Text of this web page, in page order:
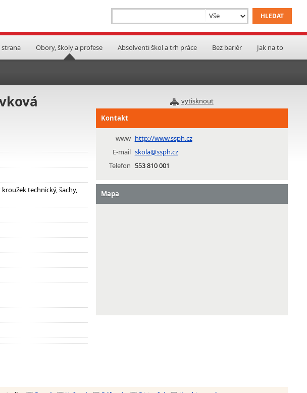
Obory, školy a profese Absolventi škol a trh práce Bez bariér Jak na to
vytisknout
technický, šachy,
Kontakt
www http://www.ssph.cz
E-mail skola@ssph.cz
Telefon 553 810 001
Mapa